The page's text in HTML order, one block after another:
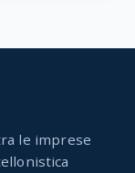
le imprese